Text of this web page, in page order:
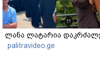
ლანა ლატარია
palitravideo.ge